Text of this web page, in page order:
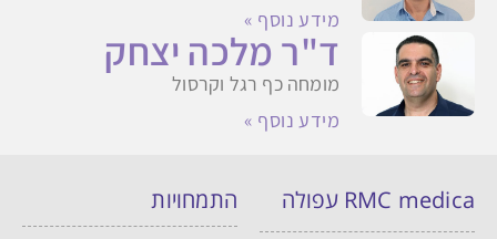
מידע נוסף »
ד"ר מלכה יצחק
מומחה כף רגל וקרסול
מידע נוסף »
RMC medica עפולה התמחויות